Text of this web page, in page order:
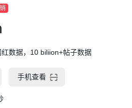
数据，10 biliion+帖子数据
手机查看